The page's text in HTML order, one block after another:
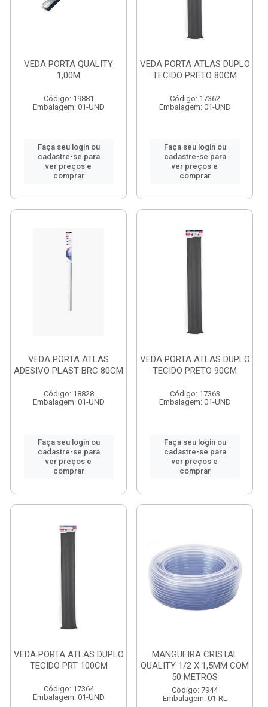
VEDA PORTA QUALITY
1,00M
Código: 19881
Embalagem: 01-UND
Faça seu login ou
cadastre-se para
ver preços e
comprar
VEDA PORTA ATLAS DUPLO
TECIDO PRETO 80CM
Código: 17362
Embalagem: 01-UND
Faça seu login ou
cadastre-se para
ver preços e
comprar
VEDA PORTA ATLAS
ADESIVO PLAST BRC 80CM
Código: 18828
Embalagem: 01-UND
Faça seu login ou
cadastre-se para
ver preços e
comprar
VEDA PORTA ATLAS DUPLO
TECIDO PRETO 90CM
Código: 17363
Embalagem: 01-UND
Faça seu login ou
cadastre-se para
ver preços e
comprar
VEDA PORTA ATLAS DUPLO
TECIDO PRT 100CM
Código: 17364
Embalagem: 01-UND
MANGUEIRA CRISTAL
QUALITY 1/2 X 1,5MM COM
50 METROS
Código: 7944
Embalagem: 01-RL